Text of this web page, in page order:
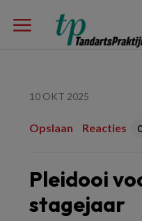
10 OKT 2025
Opslaan Reacties 0
Pleidooi
stagejaar